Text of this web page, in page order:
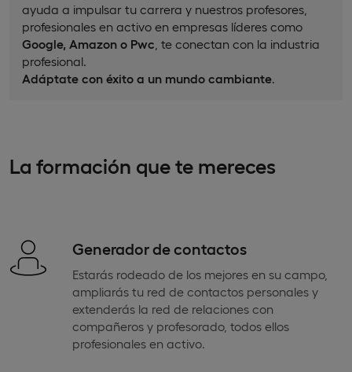
ayuda a impulsar tu carrera y nuestros profesores,
profesionales en activo en empresas líderes como
Google, Amazon o Pwc , te conectan con la industria
profesional.
Adáptate con éxito a un mundo cambiante
La formación que te mereces
Generador de contactos
Estarás rodeado de los mejores en su campo,
ampliarás tu red de contactos personales y
extenderás la red de relaciones con
compañeros y profesorado, todos ellos
profesionales en activo.